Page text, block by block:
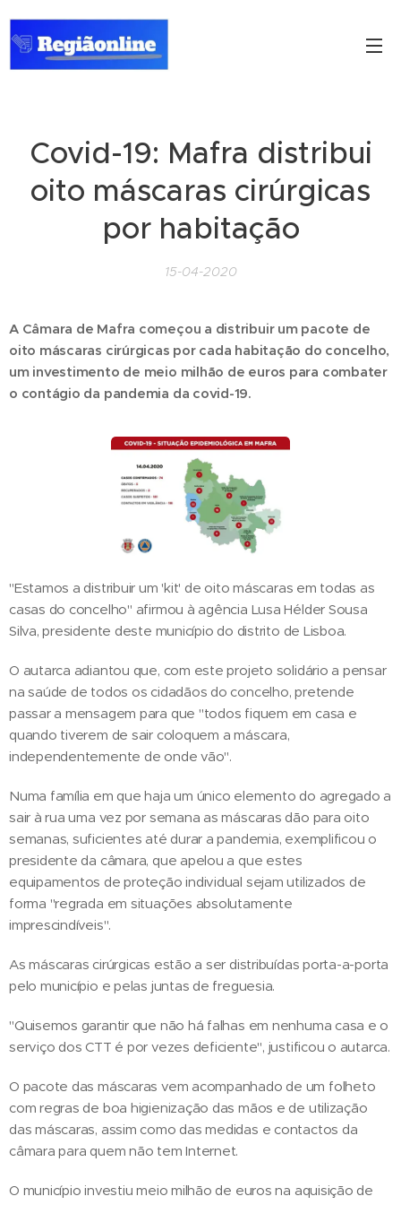
Covid-19: Mafra distribui
oito máscaras cirúrgicas
por habitação
15-04-2020
A Câmara de Mafra começou a distribuir um pacote de
oito máscaras cirúrgicas por cada habitação do concelho,
um investimento de meio milhão de euros para combater
o contágio da pandemia da covid-19.
"Estamos a distribuir um 'kit' de oito máscaras em todas as
casas do concelho" afirmou à agência Lusa Hélder Sousa
Silva, presidente deste município do distrito de Lisboa.
O autarca adiantou que, com este projeto solidário a pensar
na saúde de todos os cidadãos do concelho, pretende
passar a mensagem para que "todos fiquem em casa e
quando tiverem de sair coloquem a máscara,
independentemente de onde vão".
Numa família em que haja um único elemento do agregado a
sair à rua uma vez por semana as máscaras dão para oito
semanas, suficientes até durar a pandemia, exemplificou o
presidente da câmara, que apelou a que estes
equipamentos de proteção individual sejam utilizados de
forma "regrada em situações absolutamente
imprescindíveis".
As máscaras cirúrgicas estão a ser distribuídas porta-a-porta
pelo município e pelas juntas de freguesia.
"Quisemos garantir que não há falhas em nenhuma casa e o
serviço dos CTT é por vezes deficiente", justificou o autarca.
O pacote das máscaras vem acompanhado de um folheto
com regras de boa higienização das mãos e de utilização
das máscaras, assim como das medidas e contactos da
câmara para quem não tem Internet.
O município investiu meio milhão de euros na aquisição de